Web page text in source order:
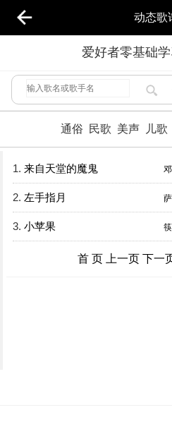
动态歌
爱好者零基础
通俗 民歌 美声 儿歌
1. 来自天堂的魔鬼
2. 左手指月
3. 小苹果
首 页 上一页 下一